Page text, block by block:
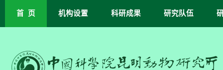
首 页 机构设置 科研成果 研究队伍